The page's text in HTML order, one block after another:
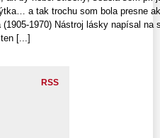
a tak trochu som bola presne
(1905-1970) Nástroj lásky napísal
[...]
RSS